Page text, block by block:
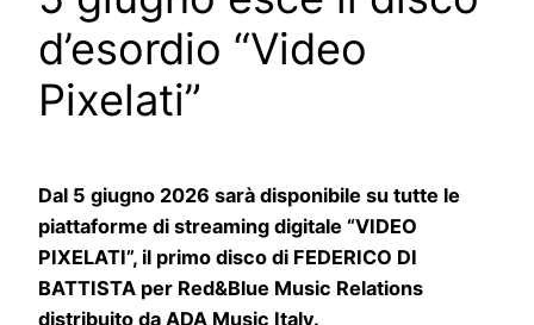
d’esordio “Video
Pixelati”
Dal 5 giugno 2026 sarà disponibile su tutte le
piattaforme di streaming digitale “VIDEO
PIXELATI”, il primo disco di FEDERICO DI
BATTISTA per Red&Blue Music Relations
distribuito da ADA Music Italy.